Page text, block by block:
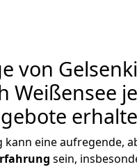
von
Weißensee
kann eine aufregende,
sein,